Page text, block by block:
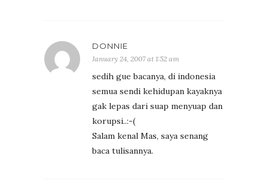
DONNIE
January 24, 2007 at 1:52 am
sedih gue bacanya, di indonesia
semua sendi kehidupan kayaknya
gak lepas dari suap menyuap dan
korupsi..:-(
Salam kenal Mas, saya senang
baca tulisannya.